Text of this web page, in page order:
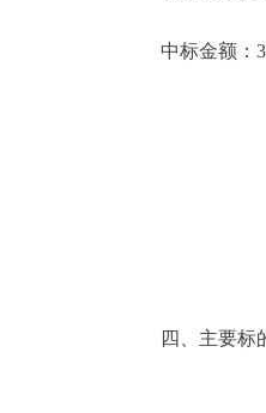
中标金额：
四、主要标